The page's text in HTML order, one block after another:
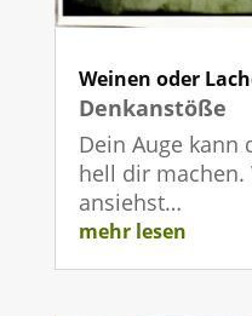
Weinen oder
Denkanstöße
Dein Auge kann
hell dir machen.
ansiehst…
mehr lesen